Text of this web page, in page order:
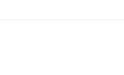
Syndrome Setelah Pensiun Kerja